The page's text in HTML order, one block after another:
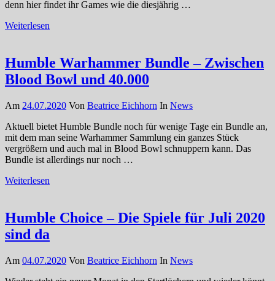
denn hier findet ihr Games wie die diesjährig …
Weiterlesen
Humble Warhammer Bundle – Zwischen
Blood Bowl und 40.000
Am 24.07.2020 Von Beatrice Eichhorn In News
Aktuell bietet Humble Bundle noch für wenige Tage ein Bundle an,
mit dem man seine Warhammer Sammlung ein ganzes Stück
vergrößern und auch mal in Blood Bowl schnuppern kann. Das
Bundle ist allerdings nur noch …
Weiterlesen
Humble Choice – Die Spiele für Juli 2020
sind da
Am 04.07.2020 Von Beatrice Eichhorn In News